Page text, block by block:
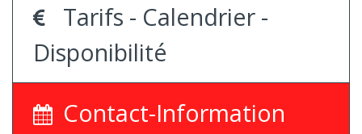
Tarifs - Calendrier -
Disponibilité
Contact-Information